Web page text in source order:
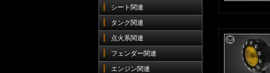
シート関連
タンク関連
点火系関連
フェンダー関連
エンジン関連